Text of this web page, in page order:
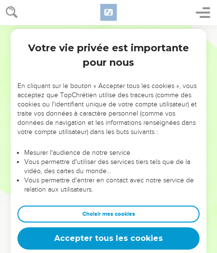
NE MANQUEZ PAS L’ÉVÉNEMENT
DE L’ANNÉE !
ET SI LEURS ERREURS POUVAIENT VOUS ÉVITER LES
VOTRES ?
leur foi ou leur vision. Mais on voit moins les doutes, les erreurs
et les saisons difficiles qu'ils ont traversés, alors même que ce
sont elles qui les ont façonnés.
Dans cette conférence, leaders, entrepreneurs, et responsables
clés pour avancer avec plus de sagesse afin que leurs erreurs
deviennent vos tremplins. Que vous guidiez un ministère, une
équipe, un groupe ou une famille, leur expérience est faite
Votre vie privée est importante
pour nous
En cliquant sur le bouton « Accepter tous les cookies », vous
acceptez que TopChrétien utilise des traceurs (comme des
cookies ou l'identifiant unique de votre compte utilisateur) et
traite vos données à caractère personnel (comme vos
données de navigation et les informations renseignées dans
votre compte utilisateur) dans les buts suivants :
Mesurer l'audience de notre service
Vous permettre d'utiliser des services tiers tels que de la
vidéo, des cartes du monde…
Vous permettre d'entrer en contact avec notre service de
relation aux utilisateurs.
Choisir mes cookies
Accepter tous les cookies